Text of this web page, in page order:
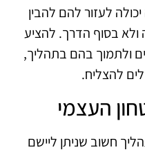
לעזור להם להבין
בסוף הדרך. להציע
ולתמוך בהם בתהליך,
להצליח.
העצמי
חשוב שניתן ליישם